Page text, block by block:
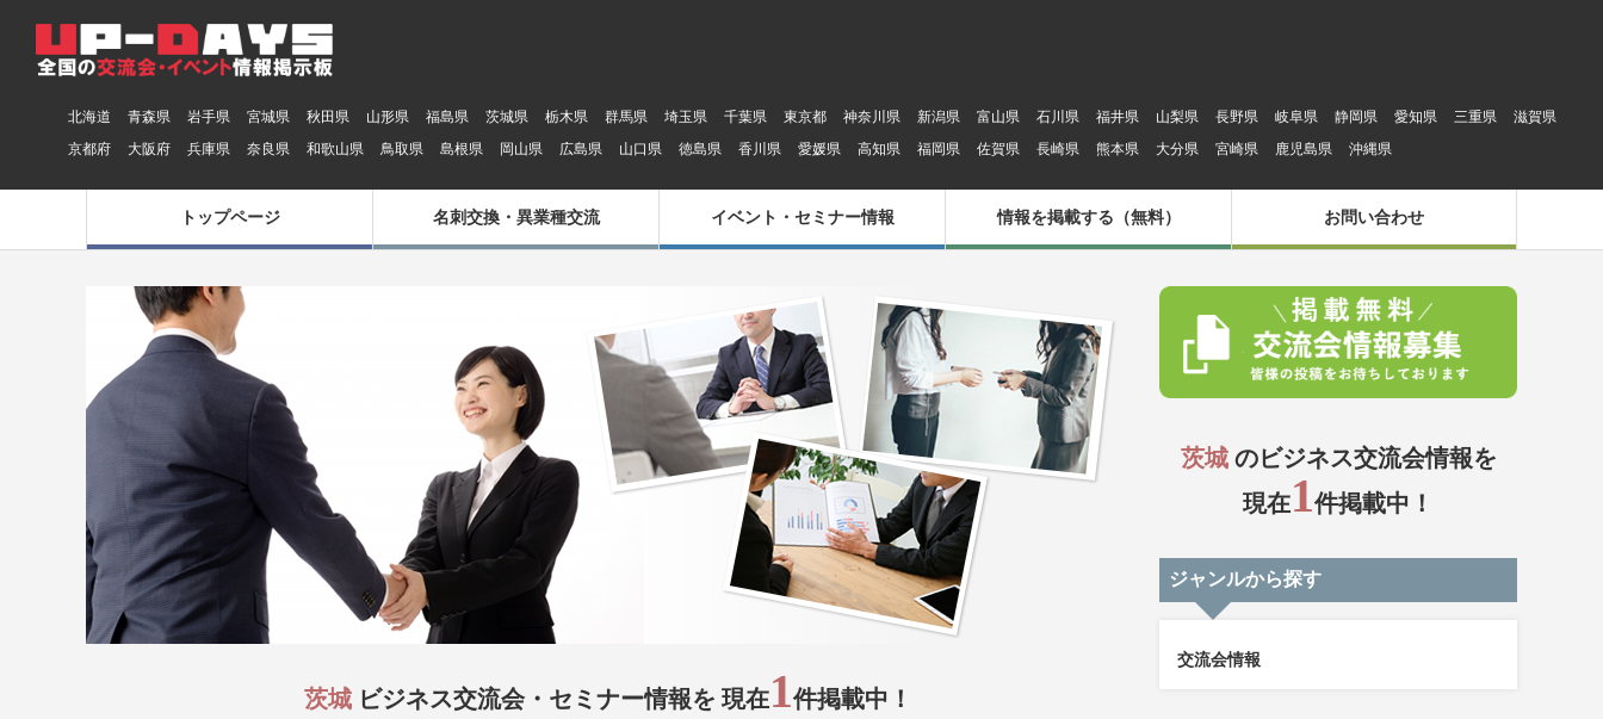
北海道 青森県 岩手県 宮城県 秋田県 山形県 福島県 茨城県 栃木県 群馬県 埼玉県 千葉県 東京都 神奈川県 新潟県 富山県 石川県 福井県 山梨県 長野県 岐阜県 静岡県 愛知県 三重県
滋賀県
京都府
大阪府 兵庫県 奈良県 和歌山県 鳥取県 島根県 岡山県 広島県 山口県 徳島県 香川県 愛媛県 高知県 福岡県 佐賀県 長崎県 熊本県 大分県 宮崎県 鹿児島県 沖縄県
トップページ 名刺交換・異業種交流 イベント・セミナー情報 情報を掲載する（無料） お問い合わせ
茨城 ビジネス交流会・セミナー情報を 現在1件掲載中！
茨城 のビジネス交流会情報を
現在1件掲載中！
ジャンルから探す
交流会情報